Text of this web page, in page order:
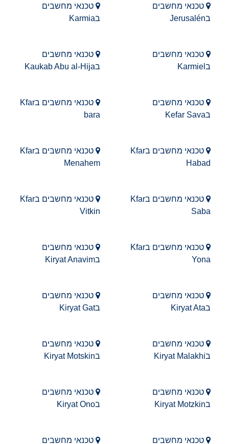
טכנאי מחשבים
בJerusalén
טכנאי מחשבים
בKarmia
טכנאי מחשבים
בKarmiel
טכנאי מחשבים
בKaukab Abu al-Hija
טכנאי מחשבים
בKefar Sava
טכנאי מחשבים בKfar
bara
טכנאי מחשבים בKfar
Habad
טכנאי מחשבים בKfar
Menahem
טכנאי מחשבים בKfar
Saba
טכנאי מחשבים בKfar
Vitkin
טכנאי מחשבים בKfar
Yona
טכנאי מחשבים
בKiryat Anavim
טכנאי מחשבים
בKiryat Ata
טכנאי מחשבים
בKiryat Gat
טכנאי מחשבים
בKiryat Malakhi
טכנאי מחשבים
בKiryat Motskin
טכנאי מחשבים
בKiryat Motzkin
טכנאי מחשבים
בKiryat Ono
טכנאי מחשבים טכנאי מחשבים